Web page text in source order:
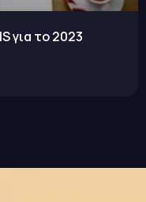
για το 2023